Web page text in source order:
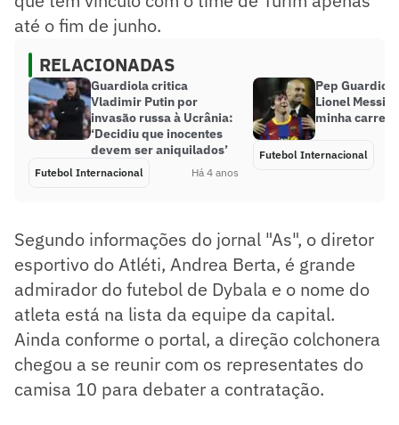
até o fim de junho.
RELACIONADAS
Guardiola critica
Vladimir Putin por
invasão russa à Ucrânia:
‘Decidiu que inocentes
devem ser aniquilados’
Futebol Internacional Há 4 anos
Pep
Lionel Messi:
minha
Futebol Internacional
Segundo informações do jornal "As", o diretor
esportivo do Atléti, Andrea Berta, é grande
admirador do futebol de Dybala e o nome do
atleta está na lista da equipe da capital.
Ainda conforme o portal, a direção colchonera
chegou a se reunir com os representates do
camisa 10 para debater a contratação.